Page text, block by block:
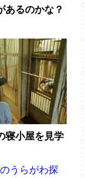
あるのかな？
寝小屋を見学
うらがわ探